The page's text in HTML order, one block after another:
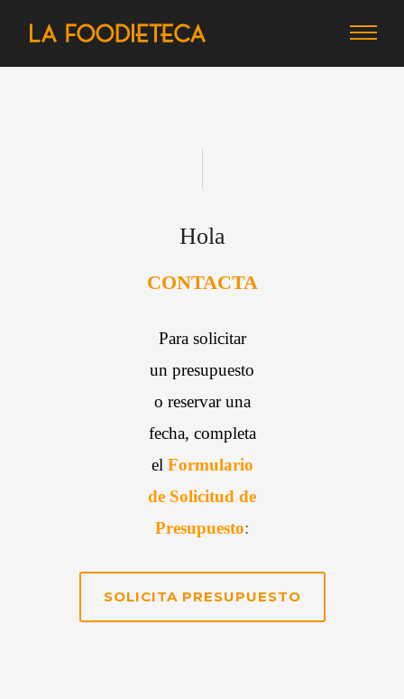
Hola
CONTACTA
Para solicitar
un presupuesto
o reservar una
fecha, completa
el Formulario
de Solicitud de
Presupuesto:
SOLICITA PRESUPUESTO